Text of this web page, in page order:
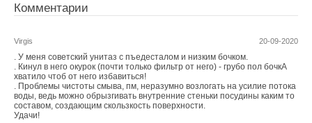
Комментарии
20-09-2020
Virgis
. У меня советский унитаз с пъедесталом и низким бочком.
. Кинул в него окурок (почти только фильтр от него) - грубо пол бочкА
хватило чтоб от него избавиться!
. Проблемы чистоты смыва, пм, неразумно возлогать на усилие потока
воды, ведь можно обрызгивать внутренние стеньки посудины каким то
составом, создающим скользкость поверхности.
Удачи!